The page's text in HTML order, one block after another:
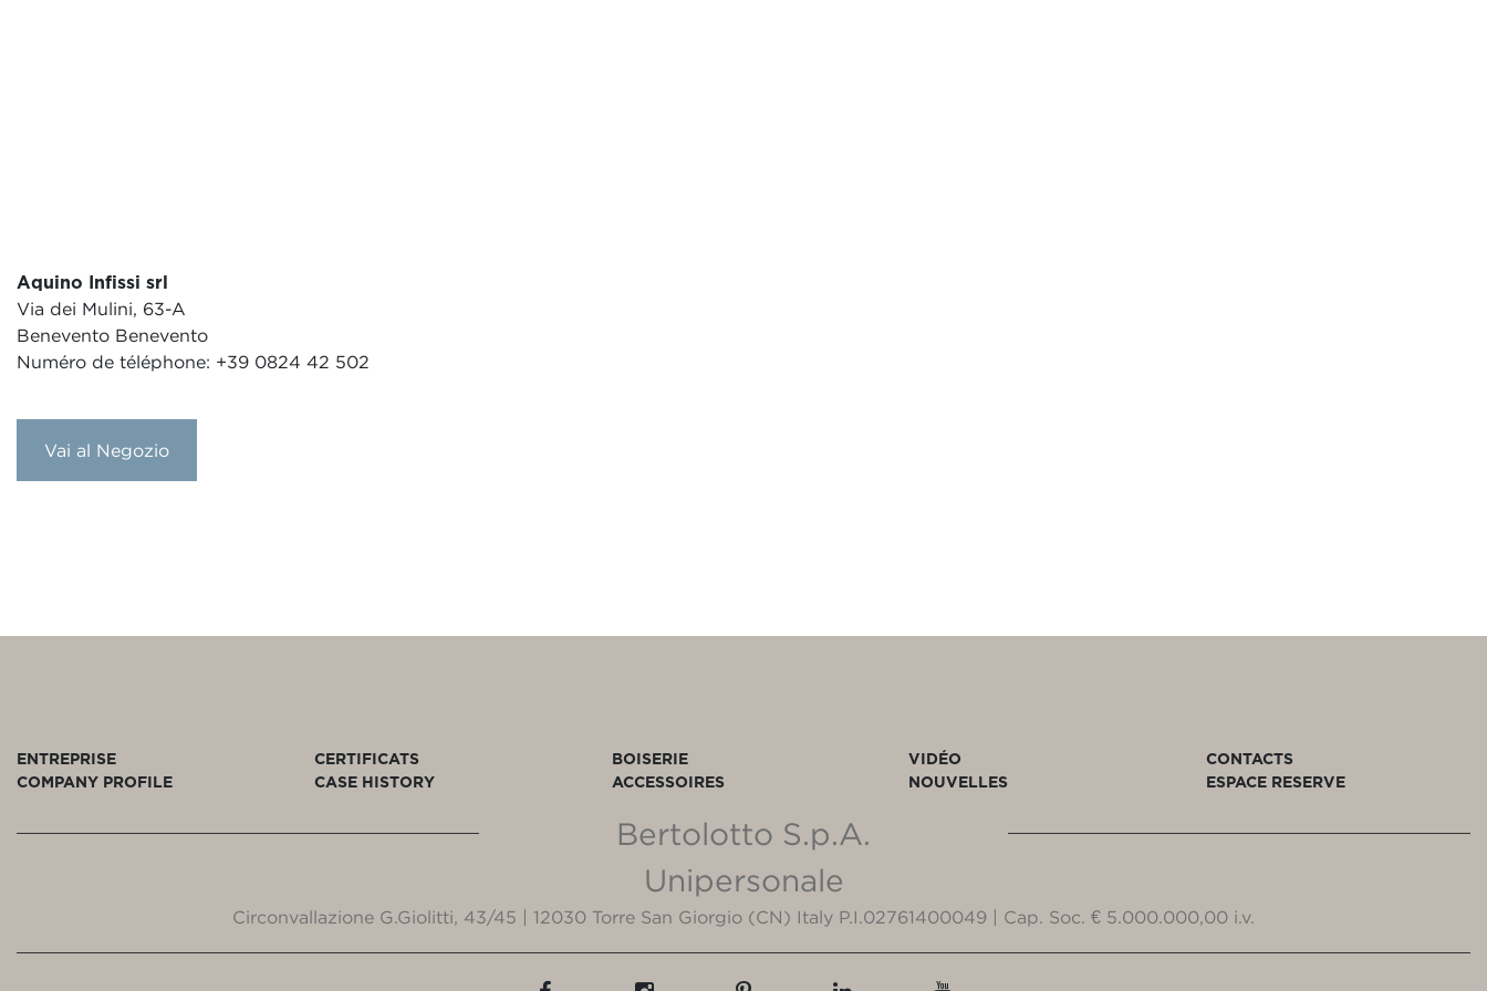
Aquino Infissi srl
Via dei Mulini, 63-A
Benevento Benevento
Numéro de téléphone: +39 0824 42 502
Vai al Negozio
ENTREPRISE
COMPANY PROFILE
CERTIFICATS
CASE HISTORY
BOISERIE
ACCESSOIRES
VIDÉO
NOUVELLES
CONTACTS
ESPACE RESERVE
Bertolotto S.p.A.
Unipersonale
Circonvallazione G.Giolitti, 43/45 | 12030 Torre San Giorgio (CN) Italy P.I.02761400049 | Cap. Soc. € 5.000.000,00 i.v.